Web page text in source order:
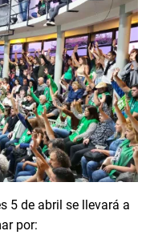
5 de abril se llevará a
por: